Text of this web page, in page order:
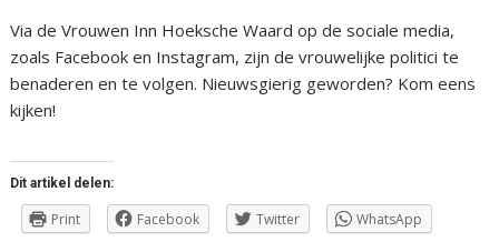
Via de Vrouwen Inn Hoeksche Waard op de sociale media,
zoals Facebook en Instagram, zijn de vrouwelijke politici te
benaderen en te volgen. Nieuwsgierig geworden? Kom eens
kijken!
Dit artikel delen:
Print Facebook Twitter WhatsApp